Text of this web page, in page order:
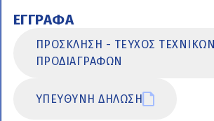
ΕΓΓΡΑΦΑ
ΠΡΟΣΚΛΗΣΗ - ΤΕΥΧΟΣ ΤΕΧΝΙΚΩΝ
ΠΡΟΔΙΑΓΡΑΦΩΝ
ΥΠΕΥΘΥΝΗ ΔΗΛΩΣΗ